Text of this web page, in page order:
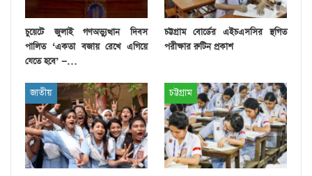
চুয়েটে জুলাই গণঅভ্যুত্থান দিবস
পালিত ‘একতা বজায় রেখে এগিয়ে
যেতে হবে’ —…
চট্টগ্রাম বোর্ডের এইচএসসির স্থগিত
পরীক্ষার রুটিন প্রকাশ
জাতীয় চট্টগ্রাম